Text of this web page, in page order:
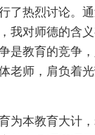
了热烈讨论。
我对师德的含
是教育的竞争
老师，肩负着
本教育大计，